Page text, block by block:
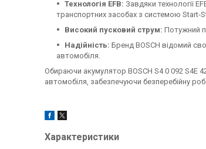
Технологія EFB: Завдяки технології
транспортних засобах з системою Start-
Високий пусковий струм: Потужний
Надійність: Бренд BOSCH відомий
автомобіля.
Обираючи акумулятор BOSCH S4 0 092 S4E
автомобіля, забезпечуючи безперебійну
Характеристики